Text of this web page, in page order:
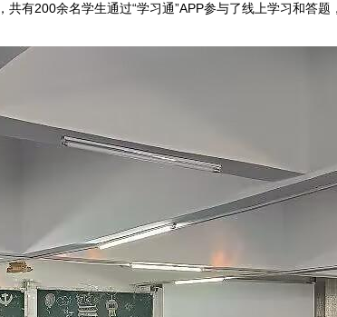
共有200余名学生通过“学习通”APP参与了线上学习和答题